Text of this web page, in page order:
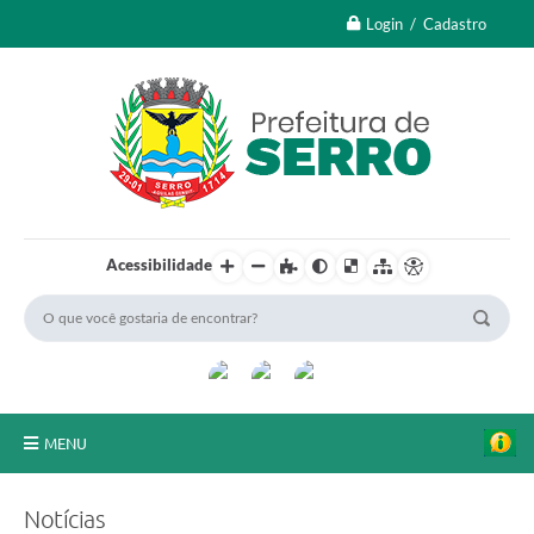
Login / Cadastro
Acessibilidade
MENU
Notícias